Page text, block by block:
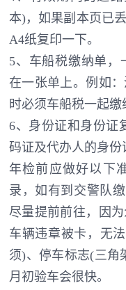
本)，如果副本页已
A4纸复印一下。
5、车船税缴纳单，
在一张单上。例如
时必须车船税一起缴
6、身份证和身份证
码证及代办人的身份
年检前应做好以下
录，如有到交警队
尽量提前前往，因
车辆违章被卡，无
须)、停车标志(三角
月初验车会很快。